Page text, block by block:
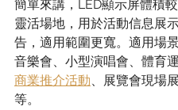
簡單來講，LED顯示屏體積
靈活場地，用於活動信息展
告，適用範圍更寬。適用場
音樂會、小型演唱會、體育運
商業推介活動、展覽會現場
等。